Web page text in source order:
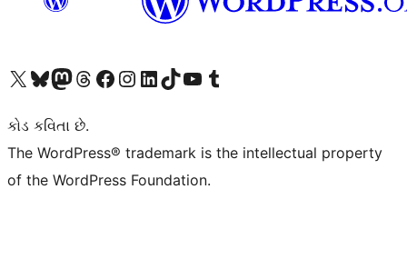
અમારા X (અગાઉ ટ્વિટર) એકાઉન્ટની મુલાકાત લોઅમારા Bluesky એકાઉન્ટની મુલાકાત લોઅમારા માસ્ટોડોન એકાઉન્ટની મુલાકાત લોઅમારા Threads એકાઉન્ટની મુલાકાત લો અમારા ફેસબુક પેજની મુલાકાત લોઅમારા ઇન્સ્ટાગ્રામ એકાઉન્ટની મુલાકાત લો અમારા LinkedIn એકાઉન્ટની મુલાકાત લોઅમારા TikTok એકાઉન્ટની મુલાકાત લોઅમારી YouTube ચેનલની મુલાકાત લો અમારા Tumblr એકાઉન્ટની મુલાકાત લો
કોડ કવિતા છે.
The WordPress® trademark is the intellectual property
of the WordPress Foundation.